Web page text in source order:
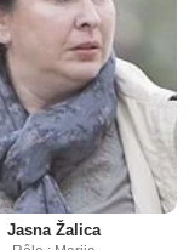
Jasna Žalica